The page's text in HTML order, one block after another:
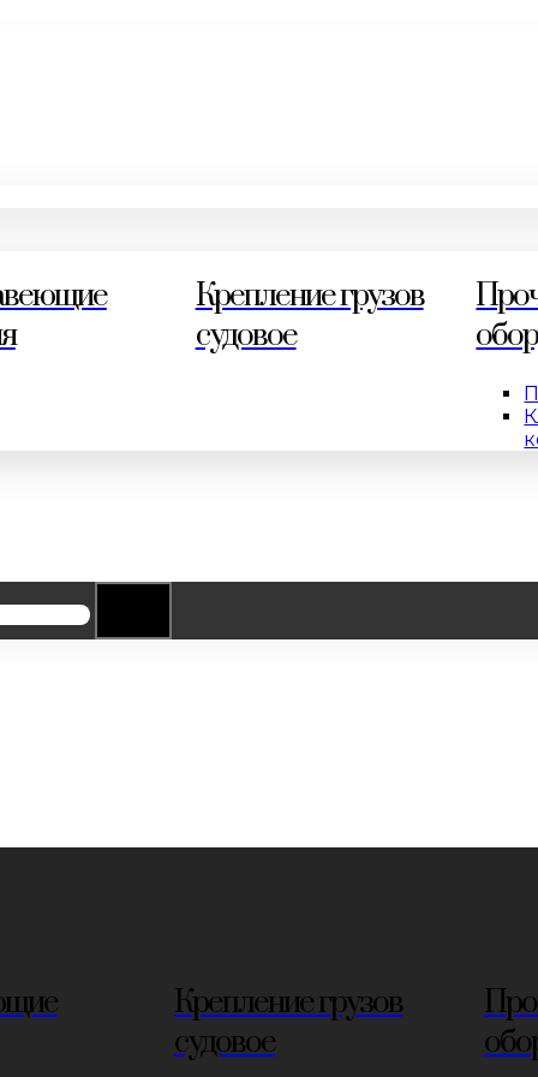
Крепление грузов
судовое
Крепление грузов
судовое